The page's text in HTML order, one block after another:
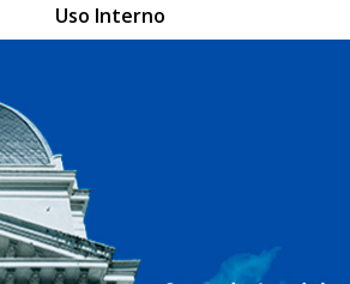
Uso Interno